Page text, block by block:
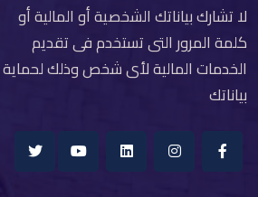
لا تشارك بياناتك الشخصية أو المالية أو
كلمة المرور التى تستخدم فى تقديم
الخدمات المالية لأى شخص وذلك لحماية
بياناتك